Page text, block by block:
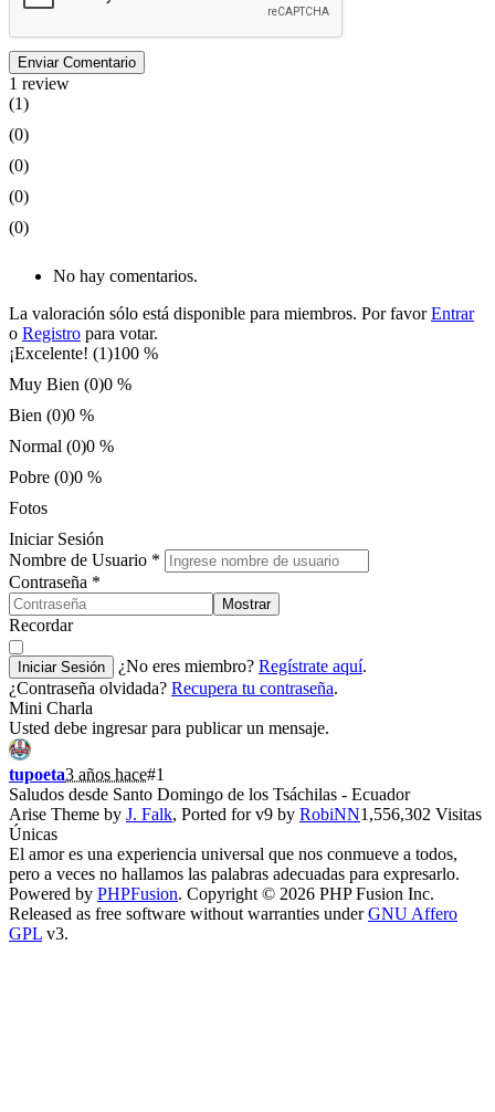
Enviar Comentario
1 review
(1)
(0)
(0)
(0)
(0)
No hay comentarios.
La valoración sólo está disponible para miembros. Por favorEntrar
o Registro para votar.
¡Excelente! (1)100 %
Muy Bien (0)0 %
Bien (0)0 %
Normal (0)0 %
Pobre (0)0 %
Fotos
Iniciar Sesión
Nombre de Usuario *
Contraseña *
Mostrar
Recordar
Iniciar Sesión ¿No eres miembro? Regístrate aquí.
¿Contraseña olvidada? Recupera tu contraseña.
Mini Charla
Usted debe ingresar para publicar un mensaje.
tupoeta3 años hace#1
Saludos desde Santo Domingo de los Tsáchilas - Ecuador
Arise Theme by J. Falk, Ported for v9 by RobiNN1,556,302 Visitas
Únicas
El amor es una experiencia universal que nos conmueve a todos,
pero a veces no hallamos las palabras adecuadas para expresarlo.
Powered by PHPFusion. Copyright © 2026 PHP Fusion Inc.
Released as free software without warranties underGNU Affero
GPL v3.